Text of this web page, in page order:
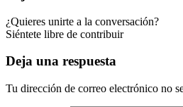
¿Quieres unirte a la conversación?
Siéntete libre de contribuir
Deja una respuesta
Tu dirección de correo electrónico no